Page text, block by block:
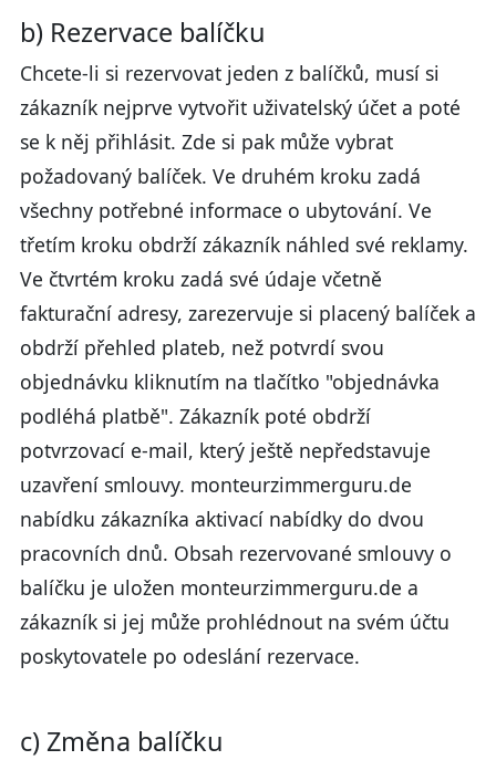
b) Rezervace balíčku
Chcete-li si rezervovat jeden z balíčků, musí si
zákazník nejprve vytvořit uživatelský účet a poté
se k něj přihlásit. Zde si pak může vybrat
požadovaný balíček. Ve druhém kroku zadá
všechny potřebné informace o ubytování. Ve
třetím kroku obdrží zákazník náhled své reklamy.
Ve čtvrtém kroku zadá své údaje včetně
fakturační adresy, zarezervuje si placený balíček a
obdrží přehled plateb, než potvrdí svou
objednávku kliknutím na tlačítko "objednávka
podléhá platbě". Zákazník poté obdrží
potvrzovací e-mail, který ještě nepředstavuje
uzavření smlouvy. monteurzimmerguru.de
nabídku zákazníka aktivací nabídky do dvou
pracovních dnů. Obsah rezervované smlouvy o
balíčku je uložen monteurzimmerguru.de a
zákazník si jej může prohlédnout na svém účtu
poskytovatele po odeslání rezervace.
c) Změna balíčku